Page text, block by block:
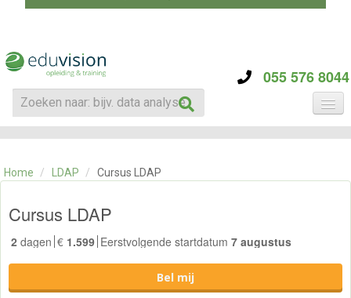
055 576 8044
CATEGORIE
OVER ONS
SKILLS ALCHEMIST
Home / LDAP / Cursus LDAP
Cursus LDAP
2 dagen € 1.599 Eerstvolgende startdatum 7 augustus
Bel mij